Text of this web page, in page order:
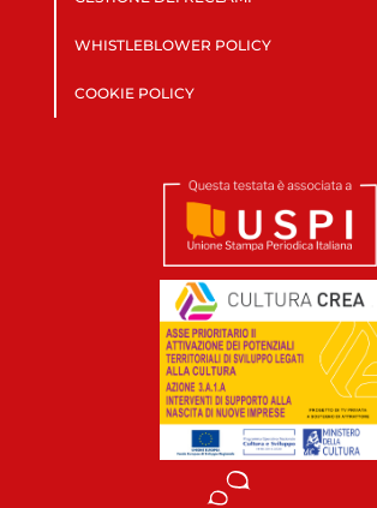
WHISTLEBLOWER POLICY
COOKIE POLICY